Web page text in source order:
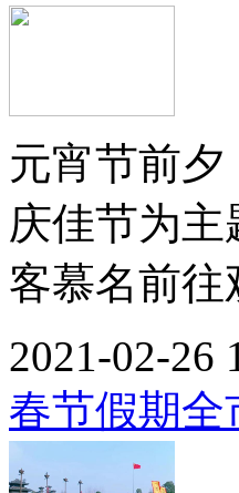
元宵节前
庆佳节为
客慕名前往
2021-02-26
春节假期全